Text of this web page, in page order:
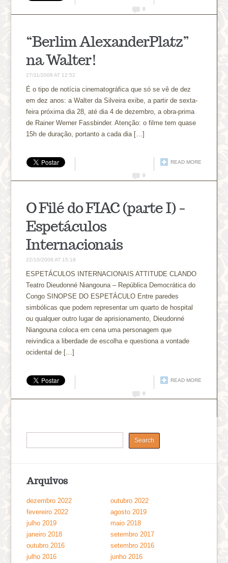
0
“Berlim AlexanderPlatz”
na Walter!
27/11/2008 AT 12:52
É o tipo de notícia cinematográfica que só se vê de dez
em dez anos: a Walter da Silveira exibe, a partir de sexta-
feira próxima dia 28, até dia 4 de dezembro, a obra-prima
de Rainer Werner Fassbinder. Atenção: o filme tem quase
15h de duração, portanto a cada dia […]
READ MORE
0
O Filé do FIAC (parte I) –
Espetáculos
Internacionais
22/10/2008 AT 15:18
ESPETÁCULOS INTERNACIONAIS ATTITUDE CLANDO
Teatro Dieudonné Niangouna – República Democrática do
Congo SINOPSE DO ESPETÁCULO Entre paredes
simbólicas que podem representar um quarto de hospital
ou qualquer outro lugar de aprisionamento, Dieudonné
Niangouna coloca em cena uma personagem que
reivindica a liberdade de escolha e questiona a vontade
ocidental de […]
READ MORE
0
Arquivos
dezembro 2022
outubro 2022
fevereiro 2022
agosto 2019
julho 2019
maio 2018
janeiro 2018
setembro 2017
outubro 2016
setembro 2016
julho 2016
junho 2016